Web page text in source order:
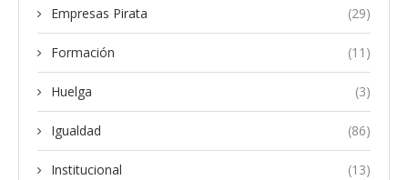
Empresas Pirata (29)
Formación (11)
Huelga (3)
Igualdad (86)
Institucional (13)